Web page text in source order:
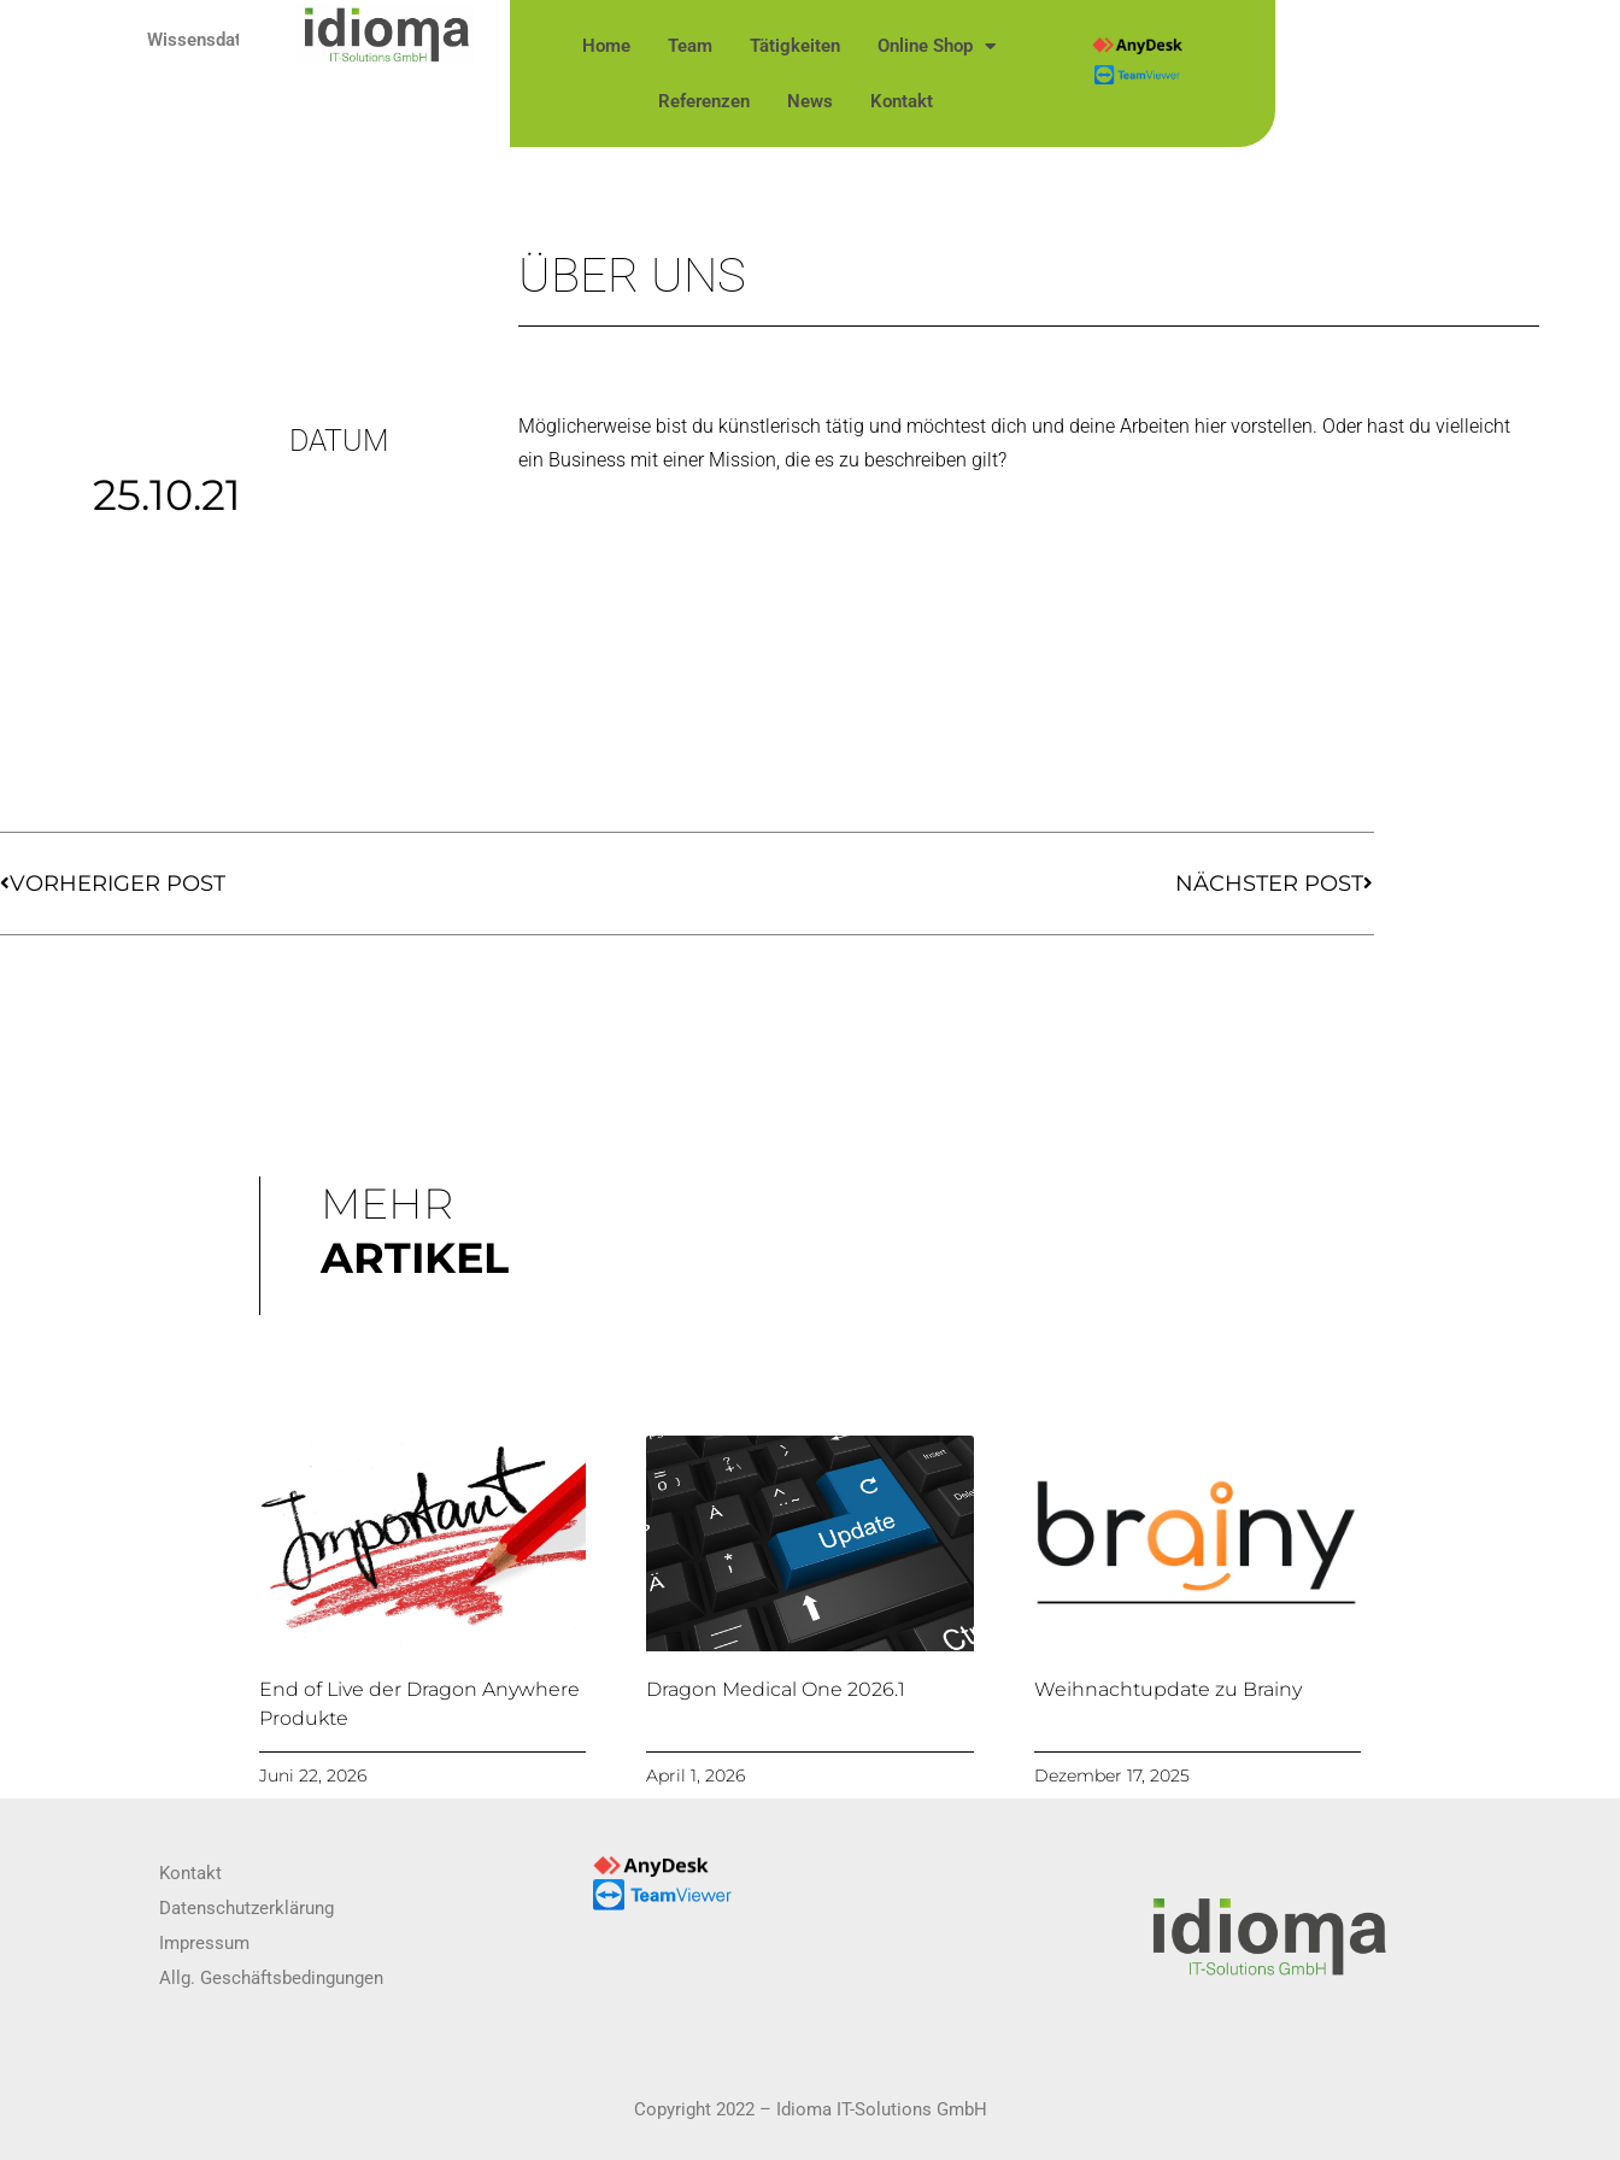
Home Team Tätigkeiten Online Shop
Referenzen News Kontakt
Wissensdatenbank
ÜBER UNS
DATUM
25.10.21
Möglicherweise bist du künstlerisch tätig und möchtest dich und deine Arbeiten hier vorstellen. Oder hast du vielleicht
ein Business mit einer Mission, die es zu beschreiben gilt?
VORHERIGER POST NÄCHSTER POST
MEHR
ARTIKEL
End of Live der Dragon Anywhere
Produkte
Juni 22, 2026
Dragon Medical One 2026.1
April 1, 2026
Weihnachtupdate zu Brainy
Dezember 17, 2025
Kontakt
Datenschutzerklärung
Impressum
Allg. Geschäftsbedingungen
Copyright 2022 – Idioma IT-Solutions GmbH